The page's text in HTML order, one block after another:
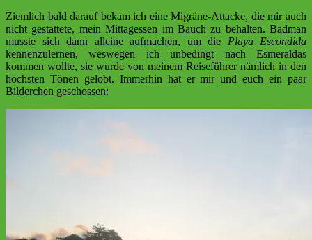
Ziemlich bald darauf bekam ich eine Migräne-Attacke, die mir auch
nicht gestattete, mein Mittagessen im Bauch zu behalten. Badman
musste sich dann alleine aufmachen, um die Playa Escondida
kennenzulernen, weswegen ich unbedingt nach Esmeraldas
kommen wollte, sie wurde von meinem Reiseführer nämlich in den
höchsten Tönen gelobt. Immerhin hat er mir und euch ein paar
Bilderchen geschossen: